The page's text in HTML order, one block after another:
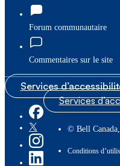
Forum communautaire
Commentaires sur le site
Services
Services
© Bell Canada,
Conditions